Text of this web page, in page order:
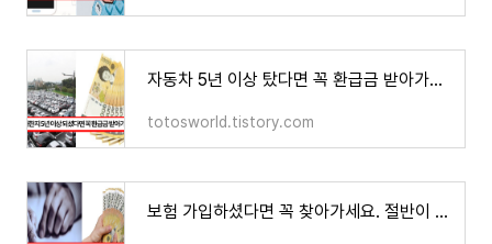
자동차 5년 이상 탔다면 꼭 환급금 받아가세요 지역개발채권 미환급금 일제 상환
totosworld.tistory.com
보험 가입하셨다면 꼭 찾아가세요. 절반이 몰라 못찾아가는 숨은 보험금 찾는방법